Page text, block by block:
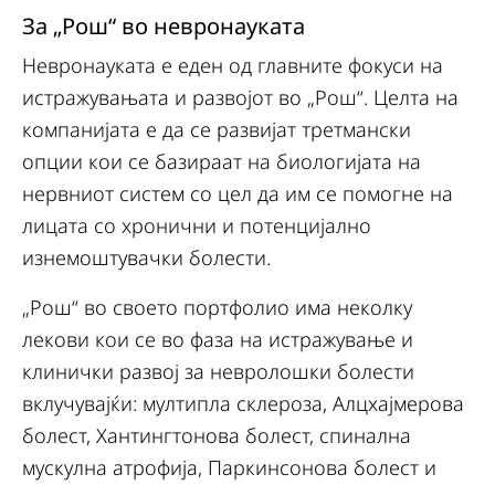
За „Рош“ во невронауката
Невронауката е еден од главните фокуси на
истражувањата и развојот во „Рош“. Целта на
компанијата е да се развијат третмански
опции кои се базираат на биологијата на
нервниот систем со цел да им се помогне на
лицата со хронични и потенцијално
изнемоштувачки болести.
„Рош“ во своето портфолио има неколку
лекови кои се во фаза на истражување и
клинички развој за невролошки болести
вклучувајќи: мултипла склероза, Алцхајмерова
болест, Хантингтонова болест, спинална
мускулна атрофија, Паркинсонова болест и